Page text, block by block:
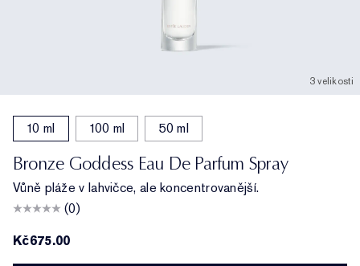
3 velikosti
10 ml 100 ml 50 ml
Bronze Goddess Eau De Parfum Spray
Vůně pláže v lahvičce, ale koncentrovanější.
(0)
Kč675.00